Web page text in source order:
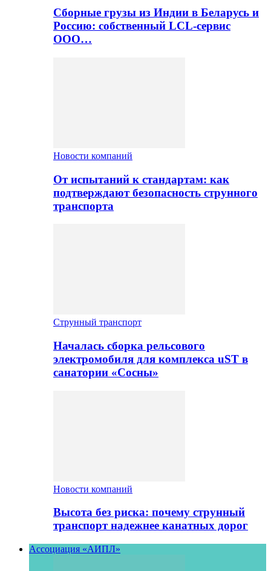
Сборные грузы из Индии в Беларусь и
Россию: собственный LCL-сервис
ООО…
Новости компаний
От испытаний к стандартам: как
подтверждают безопасность струнного
транспорта
Струнный транспорт
Началась сборка рельсового
электромобиля для комплекса uST в
санатории «Сосны»
Новости компаний
Высота без риска: почему струнный
транспорт надежнее канатных дорог
Ассоциация «АИПЛ»